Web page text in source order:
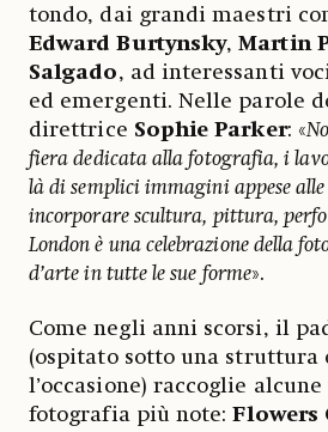
tondo, dai grandi maestri
Edward Burtynsky,Martin
Salgado, ad interessanti
ed emergenti. Nelle parole
direttrice Sophie Parker: «
fiera dedicata alla fotografia, i
là di semplici immagini appese
incorporare scultura, pittura,
London è una celebrazione della
d’arte in tutte le sue forme».
Come negli anni scorsi, il
(ospitato sotto una struttura
l’occasione) raccoglie
fotografia più note:Flowers